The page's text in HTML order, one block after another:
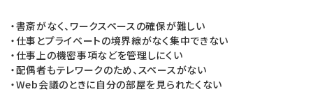
・書斎がなく、ワークスペースの確保が難しい
・仕事とプライベートの境界線がなく集中できない
・仕事上の機密事項などを管理しにくい
・配偶者もテレワークのため、スペースがない
・Web会議のときに自分の部屋を見られたくない